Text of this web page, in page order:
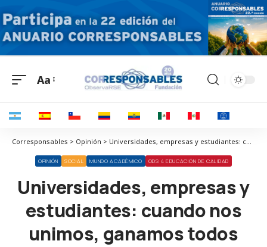
Aa
Corresponsables > Opinión > Universidades, empresas y estudiantes: cuando nos unimos, ganamos todos
OPINIÓN SOCIAL MUNDO ACADÉMICO ODS 4 EDUCACIÓN DE CALIDAD
Universidades, empresas y
estudiantes: cuando nos
unimos, ganamos todos